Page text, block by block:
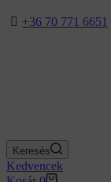
+36 70 771 6651
Keresés
Kedvencek